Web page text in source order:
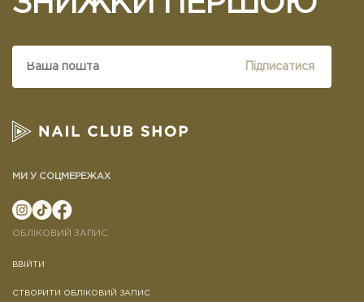
Підписатися
МИ У СОЦМЕРЕЖАХ
ОБЛІКОВИЙ ЗАПИС
ВВІЙТИ
СТВОРИТИ ОБЛІКОВИЙ ЗАПИС